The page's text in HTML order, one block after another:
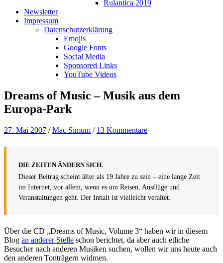
Rulantica 2019
Newsletter
Impressum
Datenschutzerklärung
Emojis
Google Fonts
Social Media
Sponsored Links
YouTube Videos
Dreams of Music – Musik aus dem
Europa-Park
27. Mai 2007 /Mac Simum / 13 Kommentare
DIE ZEITEN ÄNDERN SICH.
Dieser Beitrag scheint älter als 19 Jahre zu sein – eine lange Zeit
im Internet, vor allem, wenn es um Reisen, Ausflüge und
Veranstaltungen geht. Der Inhalt ist vielleicht veraltet.
Über die CD „Dreams of Music, Volume 3“ haben wir in diesem
Blog an anderer Stelle schon berichtet, da aber auch etliche
Besucher nach anderen Musiken suchen, wollen wir uns heute auch
den anderen Tonträgern widmen.